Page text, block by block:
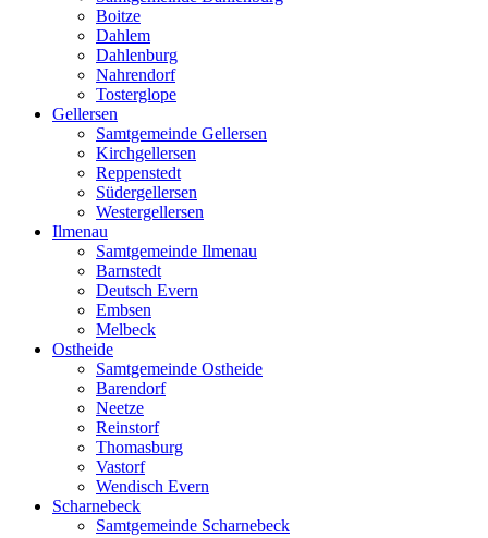
Boitze
Dahlem
Dahlenburg
Nahrendorf
Tosterglope
Gellersen
Samtgemeinde Gellersen
Kirchgellersen
Reppenstedt
Südergellersen
Westergellersen
Ilmenau
Samtgemeinde Ilmenau
Barnstedt
Deutsch Evern
Embsen
Melbeck
Ostheide
Samtgemeinde Ostheide
Barendorf
Neetze
Reinstorf
Thomasburg
Vastorf
Wendisch Evern
Scharnebeck
Samtgemeinde Scharnebeck